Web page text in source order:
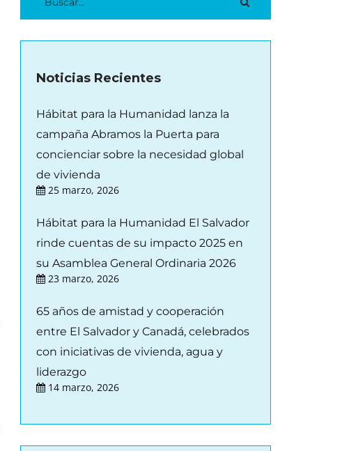
Noticias Recientes
Hábitat para la Humanidad lanza la
campaña Abramos la Puerta para
concienciar sobre la necesidad global
de vivienda
25 marzo, 2026
Hábitat para la Humanidad El Salvador
rinde cuentas de su impacto 2025 en
su Asamblea General Ordinaria 2026
23 marzo, 2026
65 años de amistad y cooperación
entre El Salvador y Canadá, celebrados
con iniciativas de vivienda, agua y
liderazgo
14 marzo, 2026